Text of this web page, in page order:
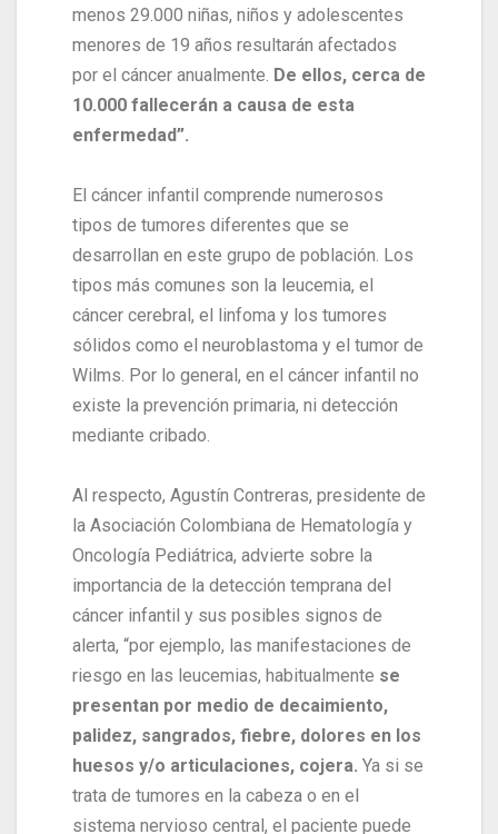
menos 29.000 niñas, niños y adolescentes
menores de 19 años resultarán afectados
por el cáncer anualmente. De ellos, cerca de
10.000 fallecerán a causa de esta
enfermedad”.
El cáncer infantil comprende numerosos
tipos de tumores diferentes que se
desarrollan en este grupo de población. Los
tipos más comunes son la leucemia, el
cáncer cerebral, el linfoma y los tumores
sólidos como el neuroblastoma y el tumor de
Wilms. Por lo general, en el cáncer infantil no
existe la prevención primaria, ni detección
mediante cribado.
Al respecto, Agustín Contreras, presidente de
la Asociación Colombiana de Hematología y
Oncología Pediátrica, advierte sobre la
importancia de la detección temprana del
cáncer infantil y sus posibles signos de
alerta, “por ejemplo, las manifestaciones de
riesgo en las leucemias, habitualmente se
presentan por medio de decaimiento,
palidez, sangrados, fiebre, dolores en los
huesos y/o articulaciones, cojera. Ya si se
trata de tumores en la cabeza o en el
sistema nervioso central, el paciente puede